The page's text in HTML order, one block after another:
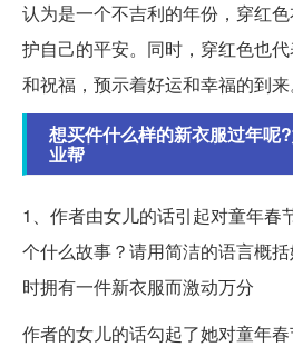
认为是一个不吉利的年份，穿红
护自己的平安。同时，穿红色也
和祝福，预示着好运和幸福的到来
想买件什么样的新衣服过年呢
业帮
1、作者由女儿的话引起对童年春
个什么故事？请用简洁的语言概
时拥有一件新衣服而激动万分
作者的女儿的话勾起了她对童年